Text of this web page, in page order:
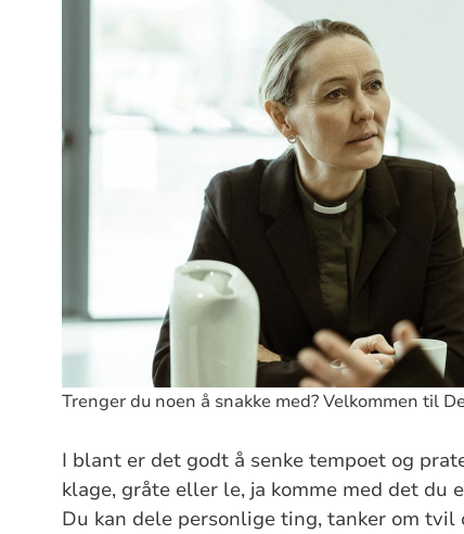
Trenger du noen å snakke med? Velkommen til
I blant er det godt å senke tempoet og
klage, gråte eller le, ja komme med det
Du kan dele personlige ting, tanker om